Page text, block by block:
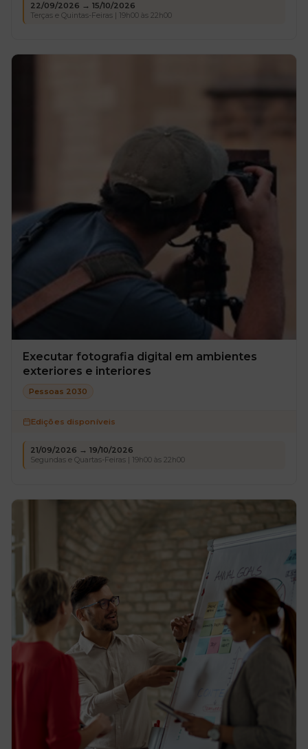
22/09/2026 → 15/10/2026
Terças e Quintas-Feiras | 19h00 às 22h00
Executar fotografia digital em ambientes
exteriores e interiores
Pessoas 2030
Edições disponíveis
21/09/2026 → 19/10/2026
Segundas e Quartas-Feiras | 19h00 às 22h00